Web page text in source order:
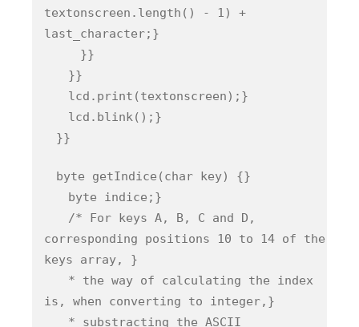
textonscreen.length() - 1) +
last_character;}
}}
}}
lcd.print(textonscreen);}
lcd.blink();}
}}
byte getIndice(char key) {}
byte indice;}
/* For keys A, B, C and D,
corresponding positions 10 to 14 of the
keys array, }
* the way of calculating the index
is, when converting to integer,}
* substracting the ASCII